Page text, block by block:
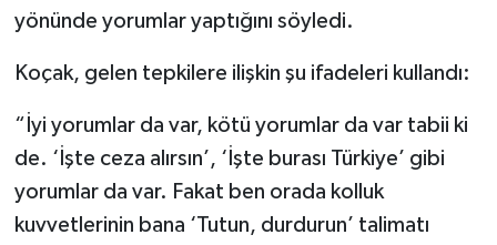
yönünde yorumlar yaptığını söyledi.
Koçak, gelen tepkilere ilişkin şu ifadeleri kullandı:
“İyi yorumlar da var, kötü yorumlar da var tabii ki
de. ‘İşte ceza alırsın’, ‘İşte burası Türkiye’ gibi
yorumlar da var. Fakat ben orada kolluk
kuvvetlerinin bana ‘Tutun, durdurun’ talimatı